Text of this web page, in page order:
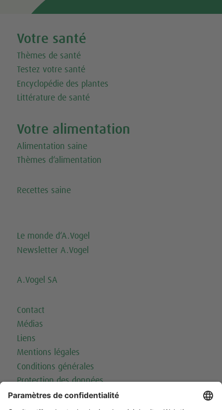
Votre santé
Thèmes de santé
Testez votre santé
Encyclopédie des plantes
Littérature de santé
Votre alimentation
Alimentation saine
Thèmes d‘alimentation
Recettes saine
Le monde d‘A.Vogel
Newsletter A.Vogel
A.Vogel SA
Contact
Médias
Liens
Mentions légales
Conditions générales
Protection des données